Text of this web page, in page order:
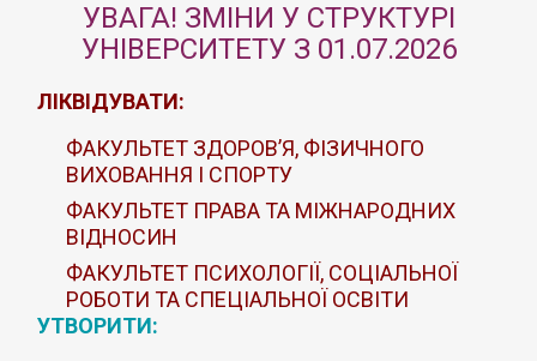
УВАГА! ЗМІНИ У СТРУКТУРІ
УНІВЕРСИТЕТУ З 01.07.2026
ЛІКВІДУВАТИ:
ФАКУЛЬТЕТ ЗДОРОВ’Я, ФІЗИЧНОГО
ВИХОВАННЯ І СПОРТУ
ФАКУЛЬТЕТ ПРАВА ТА МІЖНАРОДНИХ
ВІДНОСИН
ФАКУЛЬТЕТ ПСИХОЛОГІЇ, СОЦІАЛЬНОЇ
РОБОТИ ТА СПЕЦІАЛЬНОЇ ОСВІТИ
УТВОРИТИ: